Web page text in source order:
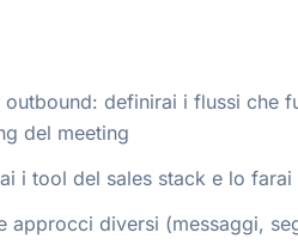
outbound: definirai i flussi che
del meeting
i tool del sales stack e lo
approcci diversi (messaggi,